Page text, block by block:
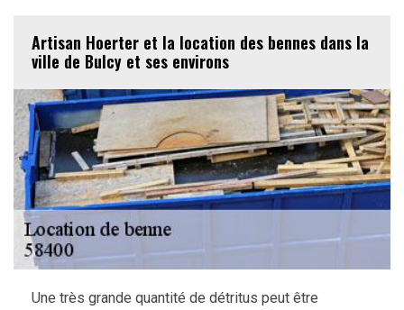
Artisan Hoerter et la location des bennes dans la
ville de Bulcy et ses environs
Une très grande quantité de détritus peut être